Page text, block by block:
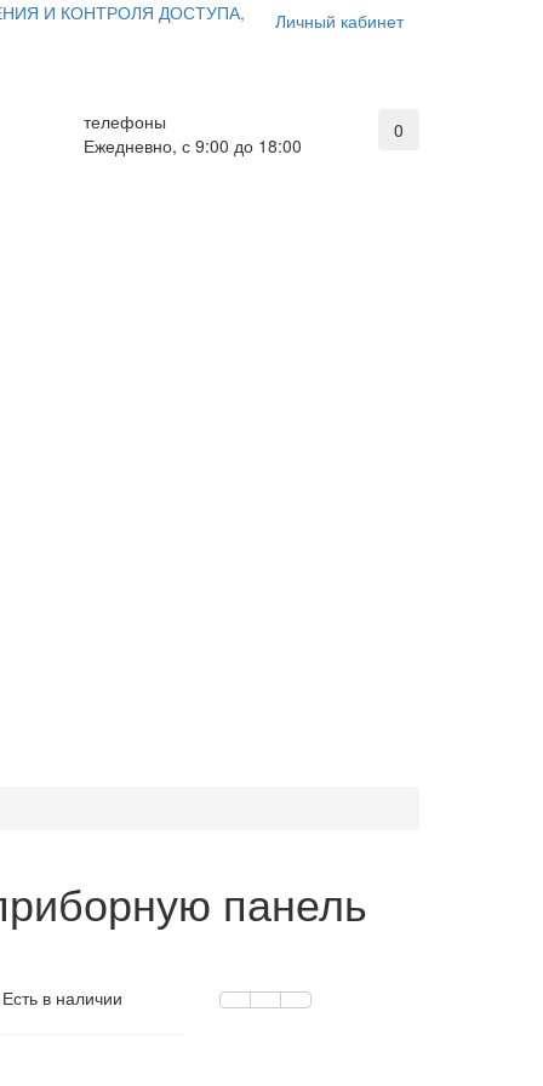
Личный кабинет
И КОНТРОЛЯ ДОСТУПА,
телефоны
Ежедневно, с 9:00 до 18:00
0
панель
в наличии